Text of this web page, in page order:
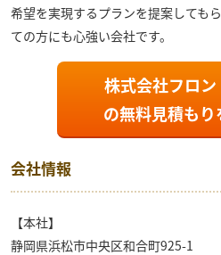
希望を実現するプランを提案しても
ての方にも心強い会社です。
株式会社フロ
の無料見積もり
会社情報
【本社】
静岡県浜松市中央区和合町925-1